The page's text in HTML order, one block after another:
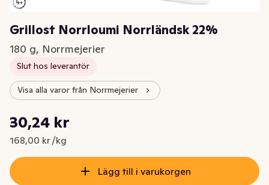
Grillost Norrloumi Norrländsk 22%
180 g, Norrmejerier
Slut hos leverantör
Visa alla varor från Norrmejerier
Nuvarande pris är: 30,24 kr
30,24 kr
168,00 kr /kg
Styckpris: 168,00 kr /kg
Lägg till i varukorgen